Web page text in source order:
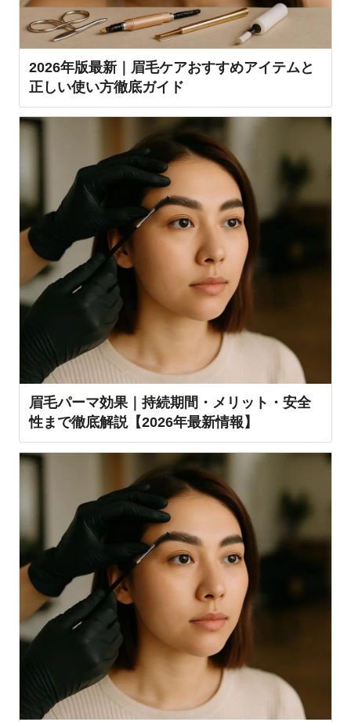
2026年版最新｜眉毛ケアおすすめアイテムと
正しい使い方徹底ガイド
眉毛パーマ効果｜持続期間・メリット・安全
性まで徹底解説【2026年最新情報】